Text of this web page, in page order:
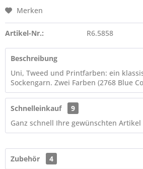
Merken
Artikel-Nr.: R6.5858
Beschreibung
Uni, Tweed und Printfarben: ein
Sockengarn. Zwei Farben (2768 Blue
Schnelleinkauf
9
Ganz schnell Ihre gewünschten
Zubehör 4